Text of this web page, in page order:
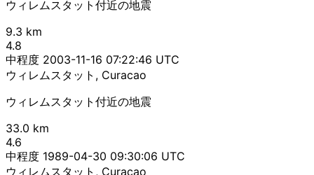
ウィレムスタット付近の地震
9.3 km
4.8
中程度 2003-11-16 07:22:46 UTC
ウィレムスタット, Curacao
ウィレムスタット付近の地震
33.0 km
4.6
中程度 1989-04-30 09:30:06 UTC
ウィレムスタット, Curacao